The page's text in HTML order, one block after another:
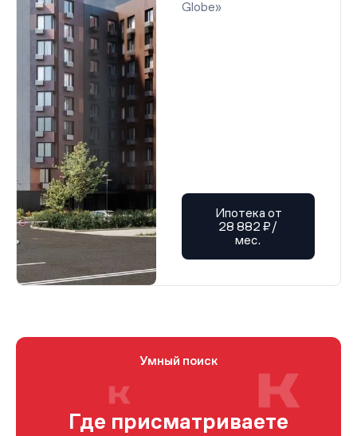
Globe»
Ипотека от
28 882 ₽/
мес.
Умный поиск
Где присматриваете